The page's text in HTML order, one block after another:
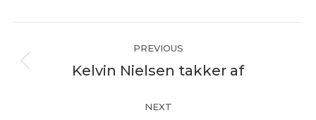
navigation
PREVIOUS
Previous
Kelvin Nielsen takker af
NEXT